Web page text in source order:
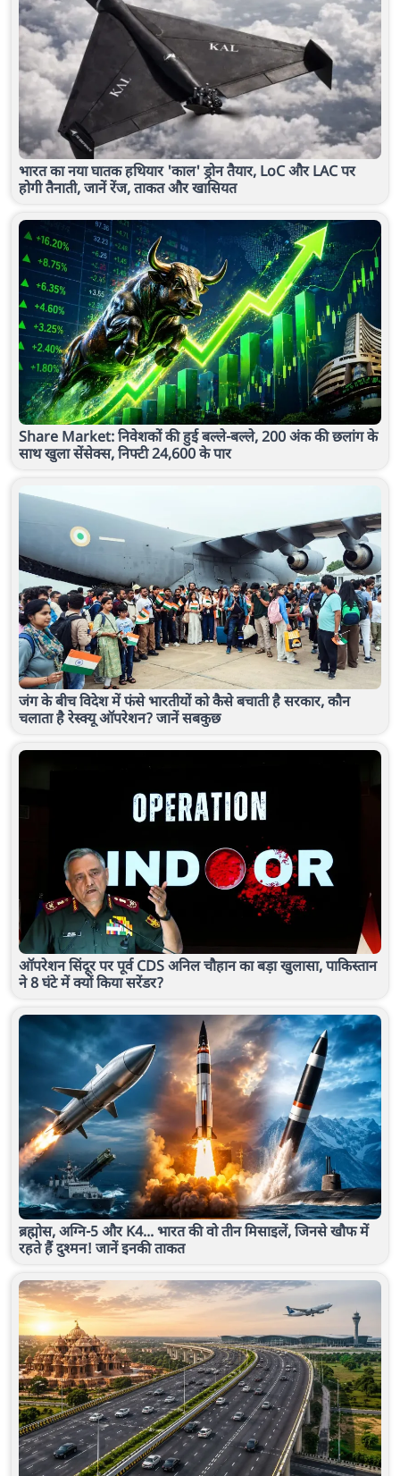
भारत का नया घातक हथियार 'काल' ड्रोन तैयार, LoC और LAC पर
होगी तैनाती, जानें रेंज, ताकत और खासियत
Share Market: निवेशकों की हुई बल्ले-बल्ले, 200 अंक की छलांग के
साथ खुला सेंसेक्स, निफ्टी 24,600 के पार
जंग के बीच विदेश में फंसे भारतीयों को कैसे बचाती है सरकार, कौन
चलाता है रेस्क्यू ऑपरेशन? जानें सबकुछ
ऑपरेशन सिंदूर पर पूर्व CDS अनिल चौहान का बड़ा खुलासा, पाकिस्तान
ने 8 घंटे में क्यों किया सरेंडर?
ब्रह्मोस, अग्नि-5 और K4... भारत की वो तीन मिसाइलें, जिनसे खौफ में
रहते हैं दुश्मन! जानें इनकी ताकत